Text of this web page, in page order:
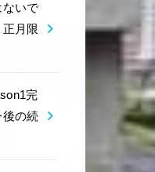
ないで
月限
完
の続